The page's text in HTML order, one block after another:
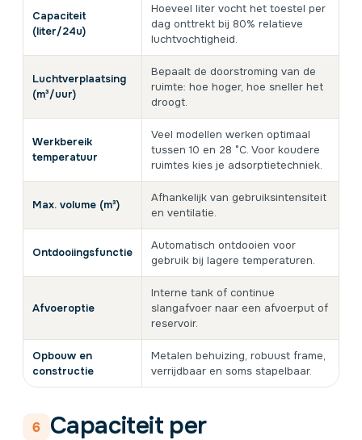
Capaciteit
(liter/24u)
Hoeveel liter vocht het toestel per
dag onttrekt bij 80% relatieve
luchtvochtigheid.
Luchtverplaatsing
(m³/uur)
Bepaalt de doorstroming van de
ruimte: hoe hoger, hoe sneller het
droogt.
Werkbereik
temperatuur
Veel modellen werken optimaal
tussen 10 en 28 °C. Voor koudere
ruimtes kies je adsorptietechniek.
Max. volume (m³)
Afhankelijk van gebruiksintensiteit
en ventilatie.
Ontdooiingsfunctie
Automatisch ontdooien voor
gebruik bij lagere temperaturen.
Afvoeroptie
Interne tank of continue
slangafvoer naar een afvoerput of
reservoir.
Opbouw en
constructie
Metalen behuizing, robuust frame,
verrijdbaar en soms stapelbaar.
6
Capaciteit per